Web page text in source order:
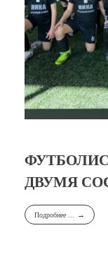
ДВУМЯ
Подробнее ...